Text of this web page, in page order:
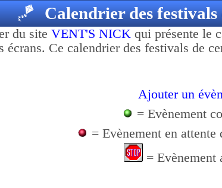
🪁 Calendrier des
du site VENT'S NICK qui présente le
Ce calendrier des festivals de
Ajouter un
= Evènement
= Evènement en
= Evènement